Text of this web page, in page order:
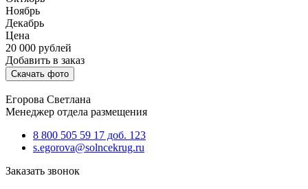
Ноябрь
Декабрь
Цена
20 000 рублей
Добавить в заказ
Скачать фото
Егорова Светлана
Менеджер отдела размещения
8 800 505 59 17 доб. 123
s.egorova@solncekrug.ru
Заказать звонок